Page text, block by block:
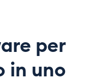
per
in uno